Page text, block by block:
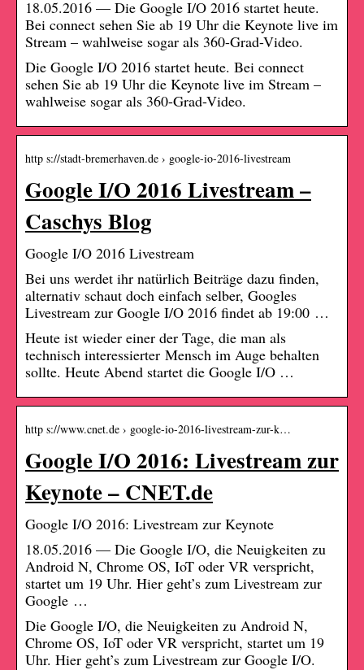
18.05.2016 — Die Google I/O 2016 startet heute.
Bei connect sehen Sie ab 19 Uhr die Keynote live im
Stream – wahlweise sogar als 360-Grad-Video.
Die Google I/O 2016 startet heute. Bei connect
sehen Sie ab 19 Uhr die Keynote live im Stream –
wahlweise sogar als 360-Grad-Video.
http s://stadt-bremerhaven.de › google-io-2016-livestream
Google I/O 2016 Livestream –
Caschys Blog
Google I/O 2016 Livestream
Bei uns werdet ihr natürlich Beiträge dazu finden,
alternativ schaut doch einfach selber, Googles
Livestream zur Google I/O 2016 findet ab 19:00 …
Heute ist wieder einer der Tage, die man als
technisch interessierter Mensch im Auge behalten
sollte. Heute Abend startet die Google I/O …
http s://www.cnet.de › google-io-2016-livestream-zur-k…
Google I/O 2016: Livestream zur
Keynote – CNET.de
Google I/O 2016: Livestream zur Keynote
18.05.2016 — Die Google I/O, die Neuigkeiten zu
Android N, Chrome OS, IoT oder VR verspricht,
startet um 19 Uhr. Hier geht’s zum Livestream zur
Google …
Die Google I/O, die Neuigkeiten zu Android N,
Chrome OS, IoT oder VR verspricht, startet um 19
Uhr. Hier geht’s zum Livestream zur Google I/O.